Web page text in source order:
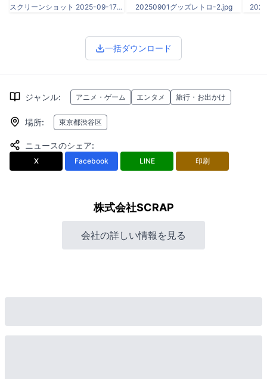
スクリーンショット 2025-09-17 19.01.18 (1).png 20250901グッズレトロ-2.jpg
一括ダウンロード
ジャンル: アニメ・ゲーム エンタメ 旅行・お出かけ
場所: 東京都渋谷区
ニュースのシェア:
X Facebook LINE 印刷
株式会社SCRAP
会社の詳しい情報を見る